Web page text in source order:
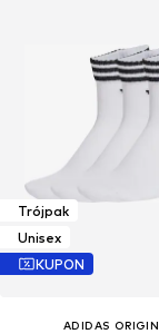
Trójpak
Unisex
KUPON
ADIDAS